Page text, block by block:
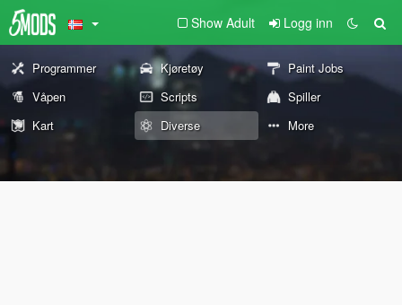
Show Adult Logg inn
Programmer Kjøretøy
Paint Jobs
Våpen
Scripts
Spiller
Kart
Diverse More